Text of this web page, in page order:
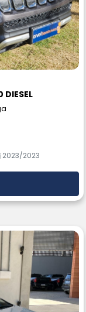
DIESEL
2023/2023